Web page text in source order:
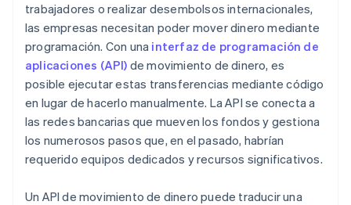
Modelo de tarifas
Colaboración en curso
trabajadores o realizar desembolsos internacionales,
las empresas necesitan poder mover dinero mediante
programación. Con una interfaz de programación de
aplicaciones (API) de movimiento de dinero, es
posible ejecutar estas transferencias mediante código
en lugar de hacerlo manualmente. La API se conecta a
las redes bancarias que mueven los fondos y gestiona
los numerosos pasos que, en el pasado, habrían
requerido equipos dedicados y recursos significativos.
Un API de movimiento de dinero puede traducir una